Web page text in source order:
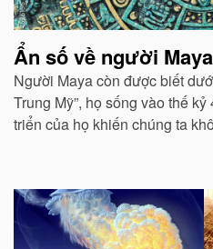
Ẩn số về người Maya
Người Maya còn được biết
Trung Mỹ”, họ sống vào thế
triển của họ khiến chúng ta